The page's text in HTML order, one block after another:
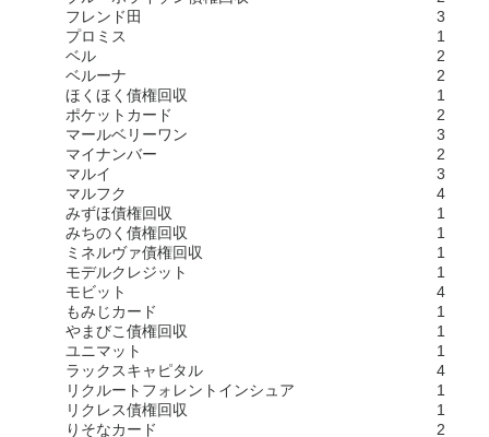
フレンド田
3
プロミス
1
ベル
2
ベルーナ
2
ほくほく債権回収
1
ポケットカード
2
マールベリーワン
3
マイナンバー
2
マルイ
3
マルフク
4
みずほ債権回収
1
みちのく債権回収
1
ミネルヴァ債権回収
1
モデルクレジット
1
モビット
4
もみじカード
1
やまびこ債権回収
1
ユニマット
1
ラックスキャピタル
4
リクルートフォレントインシュア
1
リクレス債権回収
1
りそなカード
2